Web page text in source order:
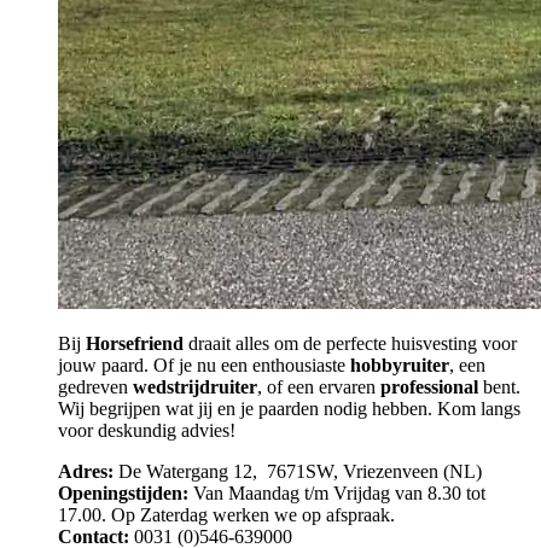
Bij Horsefriend draait alles om de perfecte huisvesting voor
jouw paard. Of je nu een enthousiaste hobbyruiter, een
gedreven wedstrijdruiter, of een ervaren professional bent.
Wij begrijpen wat jij en je paarden nodig hebben. Kom langs
voor deskundig advies!
Adres: De Watergang 12, 7671SW, Vriezenveen (NL)
Openingstijden: Van Maandag t/m Vrijdag van 8.30 tot
17.00. Op Zaterdag werken we op afspraak.
Contact: 0031 (0)546-639000